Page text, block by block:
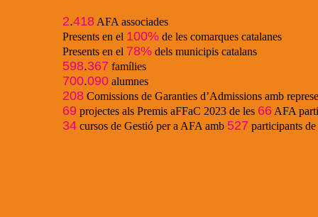
2.418 AFA associades
Presents en el 100% de les comarques catalanes
Presents en el 78% dels municipis catalans
598.367 famílies
700.090 alumnes
208 Comissions de Garanties d’Admissions amb
69 projectes als Premis aFFaC 2023 de les 66 AFA
34 cursos de Gestió per a AFA amb 527 participants de